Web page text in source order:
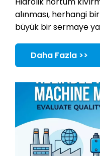
alınması, herhangi
büyük bir sermaye
operatör
doğrudan belirler.
Daha Fazla >>